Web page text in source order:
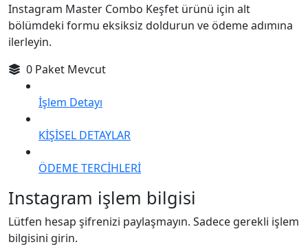
Instagram Master Combo Keşfet ürünü için alt
bölümdeki formu eksiksiz doldurun ve ödeme adımına
ilerleyin.
0 Paket Mevcut
İşlem Detayı
KİŞİSEL DETAYLAR
ÖDEME TERCİHLERİ
Instagram işlem bilgisi
Lütfen hesap şifrenizi paylaşmayın. Sadece gerekli işlem
bilgisini girin.